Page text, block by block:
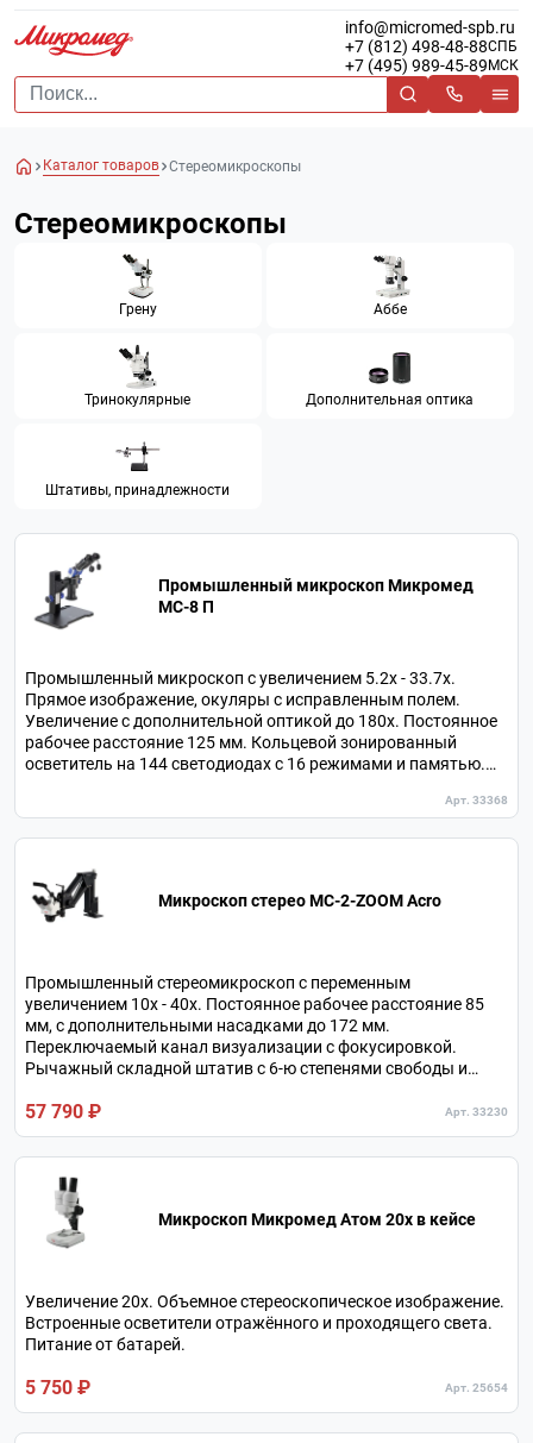
info@micromed-spb.ru
+7 (812) 498-48-88СПБ
+7 (495) 989-45-89 МСК
Каталог товаров Стереомикроскопы
Стереомикроскопы
Грену Аббе
Тринокулярные Дополнительная оптика
Штативы, принадлежности
Промышленный микроскоп Микромед
MC-8 П
Промышленный микроскоп с увеличением 5.2х - 33.7х.
Прямое изображение, окуляры с исправленным полем.
Увеличение с дополнительной оптикой до 180х. Постоянное
рабочее расстояние 125 мм. Кольцевой зонированный
осветитель на 144 светодиодах с 16 режимами и памятью.
Арт. 33368
Микроскоп стерео МС-2-ZOOM Acro
Промышленный стереомикроскоп с переменным
увеличением 10х - 40х. Постоянное рабочее расстояние 85
мм, с дополнительными насадками до 172 мм.
Переключаемый канал визуализации с фокусировкой.
Рычажный складной штатив с 6-ю степенями свободы и
57 790 ₽ Арт. 33230
Микроскоп Микромед Атом 20x в кейсе
Увеличение 20х. Объемное стереоскопическое изображение.
Встроенные осветители отражённого и проходящего света.
Питание от батарей.
5 750 ₽ Арт. 25654